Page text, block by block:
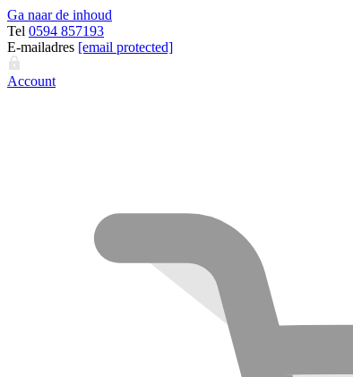
Ga naar de inhoud
Tel 0594 857193
E-mailadres [email protected]
Account